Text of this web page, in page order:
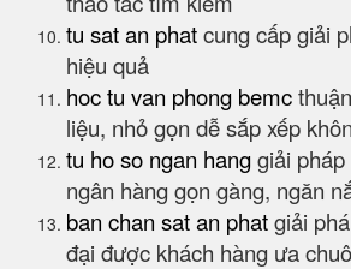
tu sat an phatcung cấp giải
hiệu quả
hoc tu van phong bemc
liệu, nhỏ gọn dễ sắp xếp
tu ho so ngan hanggiải
ngân hàng gọn gàng, ngăn
ban chan sat an phatgiải
đại được khách hàng ưa